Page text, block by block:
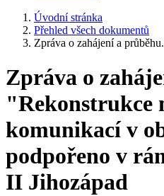
Úvodní stránka
Přehled všech dokumentů
Zpráva o zahájení a
Zpráva o
"Rekonstrukce
komunikací v
podpořeno v
II Jihozápad